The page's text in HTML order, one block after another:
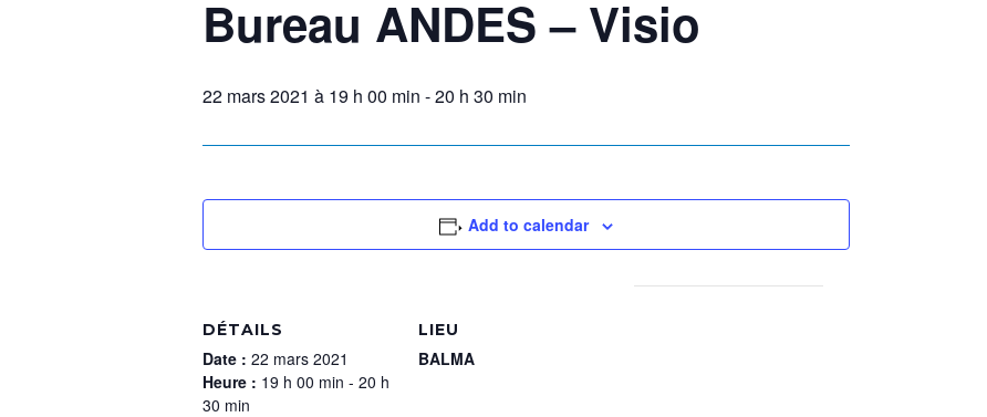
Bureau ANDES – Visio
22 mars 2021 à 19 h 00 min -20 h 30 min
Add to calendar
DÉTAILS
Date : 22 mars 2021
Heure : 19 h 00 min - 20 h
30 min
LIEU
BALMA